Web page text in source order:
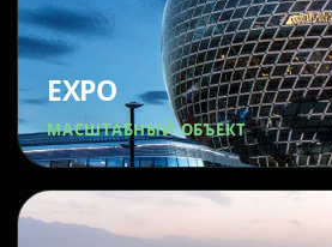
EXPO
МАСШТАБНЫЙ ОБЪЕКТ